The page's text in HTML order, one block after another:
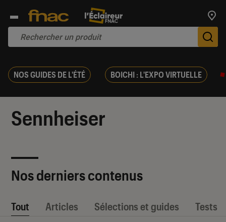
NOS GUIDES DE L'ÉTÉ BOICHI : L'EXPO VIRTUELLE
Sennheiser
Nos derniers contenus
Tout Articles Sélections et guides Tests